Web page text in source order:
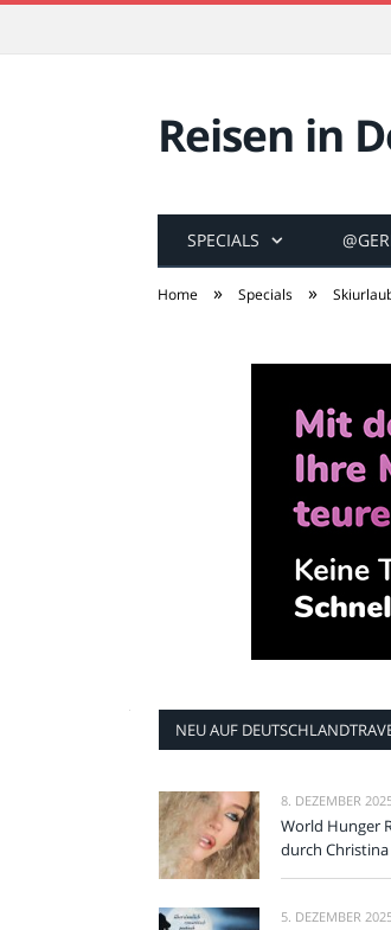
Reisen in
SPECIALS
Home » Specials »
NEU AUF
8. DEZEMBER
World Hunger
durch
5. DEZEMBER